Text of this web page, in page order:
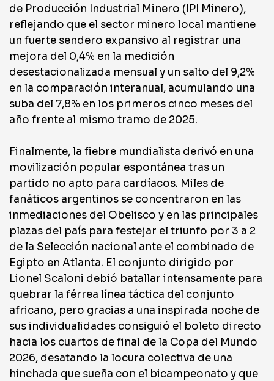
de Producción Industrial Minero (IPI Minero),
reflejando que el sector minero local mantiene
un fuerte sendero expansivo al registrar una
mejora del 0,4% en la medición
desestacionalizada mensual y un salto del 9,2%
en la comparación interanual, acumulando una
suba del 7,8% en los primeros cinco meses del
año frente al mismo tramo de 2025.
Finalmente, la fiebre mundialista derivó en una
movilización popular espontánea tras un
partido no apto para cardíacos. Miles de
fanáticos argentinos se concentraron en las
inmediaciones del Obelisco y en las principales
plazas del país para festejar el triunfo por 3 a 2
de la Selección nacional ante el combinado de
Egipto en Atlanta. El conjunto dirigido por
Lionel Scaloni debió batallar intensamente para
quebrar la férrea línea táctica del conjunto
africano, pero gracias a una inspirada noche de
sus individualidades consiguió el boleto directo
hacia los cuartos de final de la Copa del Mundo
2026, desatando la locura colectiva de una
hinchada que sueña con el bicampeonato y que